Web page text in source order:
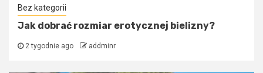
Bez kategorii
Jak dobrać rozmiar erotycznej bielizny?
2 tygodnie ago addminr